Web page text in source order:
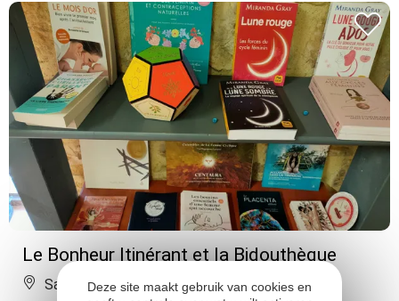
Le Bonheur Itinérant et la Bidouthèque
Sainte-Eulalie-d'Olt
Deze site maakt gebruik van cookies en